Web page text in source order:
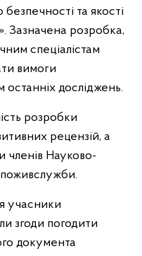
та якості
Зазначена розробка,
спеціалістам
вимоги
досліджень.
розробки
рецензій, а
членів Науково-
учасники
згоди погодити
документа